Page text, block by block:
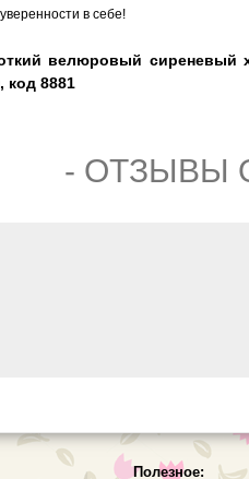
в себе!
велюровый сиреневый
код 8881
- ОТЗЫВЫ
Полезное: